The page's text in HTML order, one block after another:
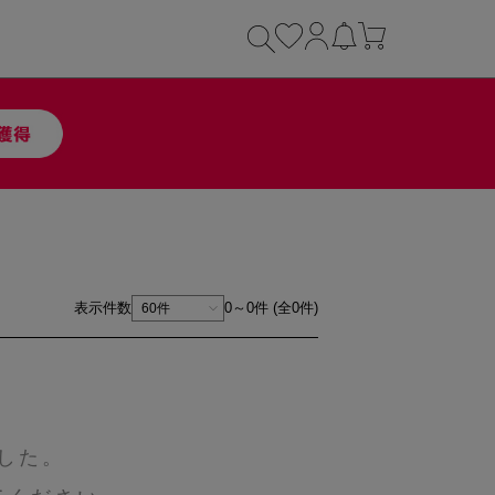
表示件数 0～0件 (全0件)
た。